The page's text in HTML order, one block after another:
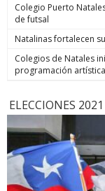
Colegio Puerto
de futsal
Natalinas fortalecen
Colegios de Natales
programación
ELECCIONES 2021